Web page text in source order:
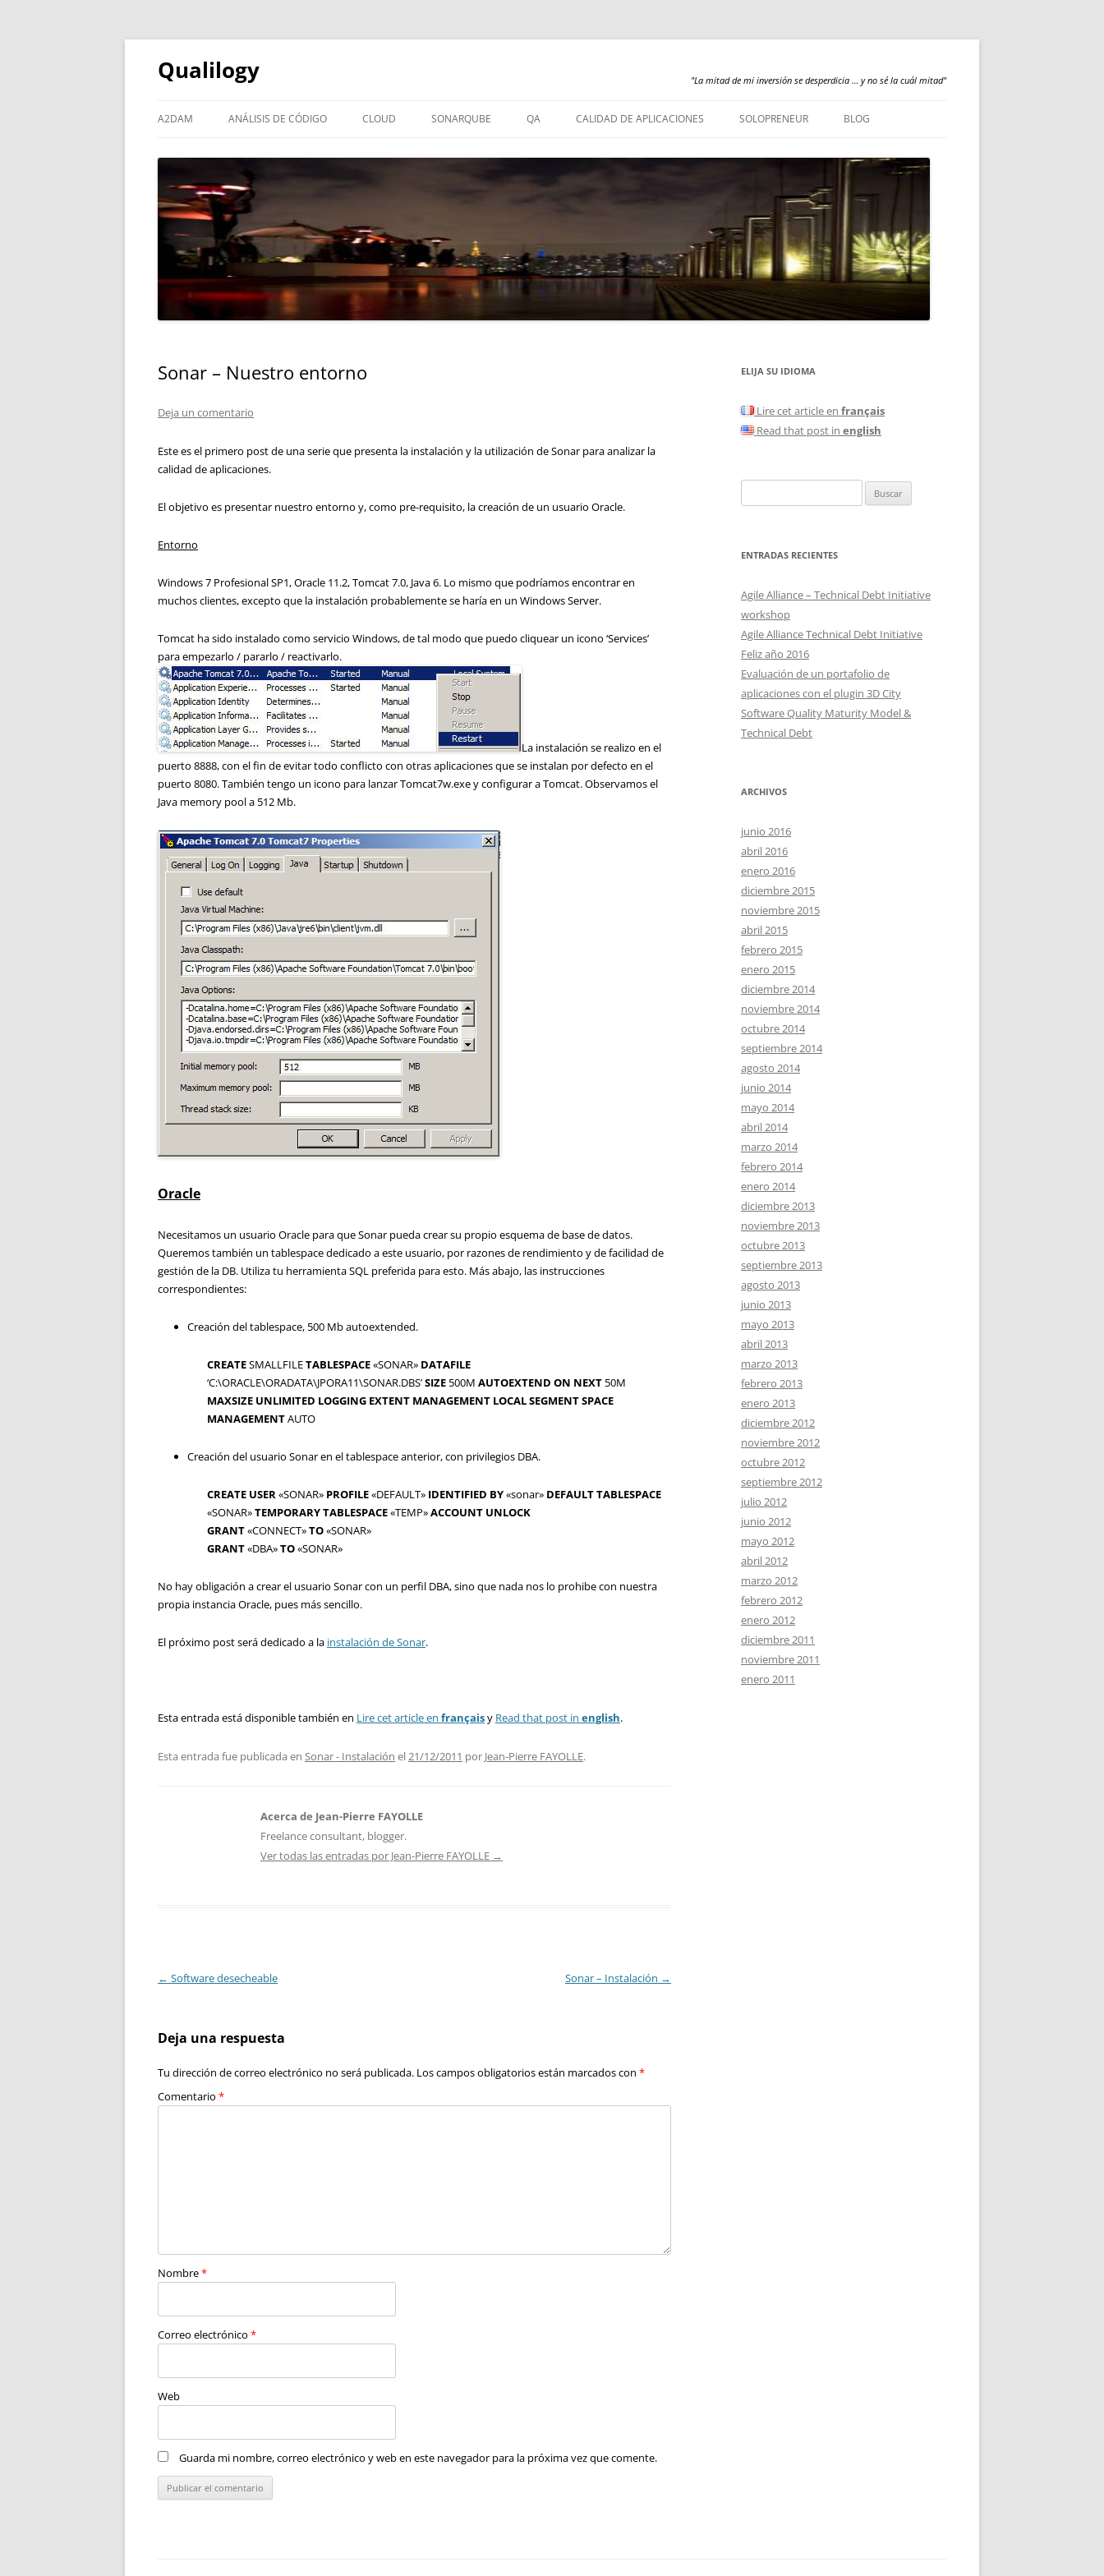
Qualilogy "La mitad de mi inversión se desperdicia … y no sé la cuál mitad"
contenido
A2DAM ANÁLISIS DE CÓDIGO CLOUD SONARQUBE
SONARQUBE – COBOL
SONARQUBE – PL/SQL
QA CALIDAD DE APLICACIONES SOLOPRENEUR BLOG
Sonar – Nuestro entorno
Deja un comentario
Este es el primero post de una serie que presenta la instalación y la utilización de Sonar para analizar la
calidad de aplicaciones.
El objetivo es presentar nuestro entorno y, como pre-requisito, la creación de un usuario Oracle.
Entorno
Windows 7 Profesional SP1, Oracle 11.2, Tomcat 7.0, Java 6. Lo mismo que podríamos encontrar en
muchos clientes, excepto que la instalación probablemente se haría en un Windows Server.
Tomcat ha sido instalado como servicio Windows, de tal modo que puedo cliquear un icono ‘Services’
para empezarlo / pararlo / reactivarlo.
La instalación se realizo en el
puerto 8888, con el fin de evitar todo conflicto con otras aplicaciones que se instalan por defecto en el
puerto 8080. También tengo un icono para lanzar Tomcat7w.exe y configurar a Tomcat. Observamos el
Java memory pool a 512 Mb.
Oracle
Necesitamos un usuario Oracle para que Sonar pueda crear su propio esquema de base de datos.
Queremos también un tablespace dedicado a este usuario, por razones de rendimiento y de facilidad de
gestión de la DB. Utiliza tu herramienta SQL preferida para esto. Más abajo, las instrucciones
correspondientes:
Creación del tablespace, 500 Mb autoextended.
CREATESMALLFILETABLESPACE«SONAR» DATAFILE
‘C:\ORACLE\ORADATA\JPORA11\SONAR.DBS’SIZE 500M AUTOEXTEND ON NEXT 50M
MAXSIZE UNLIMITED LOGGING EXTENT MANAGEMENT LOCALSEGMENTSPACE
MANAGEMENTAUTO
Creación del usuario Sonar en el tablespace anterior, con privilegios DBA.
CREATE USER«SONAR» PROFILE«DEFAULT» IDENTIFIED BY«sonar» DEFAULTTABLESPACE
«SONAR»TEMPORARYTABLESPACE«TEMP»ACCOUNT UNLOCK
GRANT«CONNECT»TO«SONAR»
GRANT«DBA»TO«SONAR»
No hay obligación a crear el usuario Sonar con un perfil DBA, sino que nada nos lo prohibe con nuestra
propia instancia Oracle, pues más sencillo.
El próximo post será dedicado a la instalación de Sonar.
Esta entrada está disponible también en Lire cet article en françaisy Read that post in english.
Esta entrada fue publicada en Sonar - Instalación el21/12/2011 por Jean-Pierre FAYOLLE.
Acerca de Jean-Pierre FAYOLLE
Freelance consultant, blogger.
Ver todas las entradas por Jean-Pierre FAYOLLE →
Navegación
← Software desecheable Sonar – Instalación →
Deja una respuesta
Tu dirección de correo electrónico no será publicada. Los campos obligatorios están marcados con *
Comentario *
Nombre*
Correo electrónico *
Web
Guarda mi nombre, correo electrónico y web en este navegador para la próxima vez que comente.
ELIJA SU IDIOMA
Lire cet article en français
Read that post in english
ENTRADAS RECIENTES
Agile Alliance – Technical Debt Initiative
workshop
Agile Alliance Technical Debt Initiative
Feliz año 2016
Evaluación de un portafolio de
aplicaciones con el plugin 3D City
Software Quality Maturity Model &
Technical Debt
ARCHIVOS
junio 2016
abril 2016
enero 2016
diciembre 2015
noviembre 2015
abril 2015
febrero 2015
enero 2015
diciembre 2014
noviembre 2014
octubre 2014
septiembre 2014
agosto 2014
junio 2014
mayo 2014
abril 2014
marzo 2014
febrero 2014
enero 2014
diciembre 2013
noviembre 2013
octubre 2013
septiembre 2013
agosto 2013
junio 2013
mayo 2013
abril 2013
marzo 2013
febrero 2013
enero 2013
diciembre 2012
noviembre 2012
octubre 2012
septiembre 2012
julio 2012
junio 2012
mayo 2012
abril 2012
marzo 2012
febrero 2012
enero 2012
diciembre 2011
noviembre 2011
enero 2011